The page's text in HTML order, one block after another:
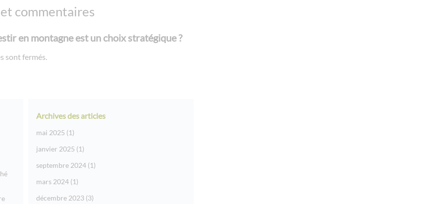
commentaires
en montagne est un choix stratégique ?
sont fermés.
Archives des articles
mai 2025 (1)
janvier 2025 (1)
septembre 2024(1)
mars 2024(1)
décembre 2023(3)